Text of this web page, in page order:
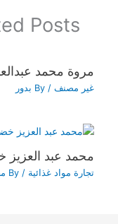
Posts
مروة محمد
غير مصنف / By بدور
محمد عبد العزيز
تجارة مواد غذائية / By